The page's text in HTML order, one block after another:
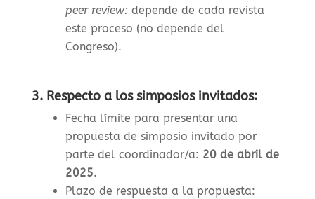
peer review: depende de cada revista
este proceso (no depende del
Congreso).
3. Respecto a los simposios invitados:
Fecha límite para presentar una
propuesta de simposio invitado por
parte del coordinador/a: 20 de abril de
2025.
Plazo de respuesta a la propuesta: